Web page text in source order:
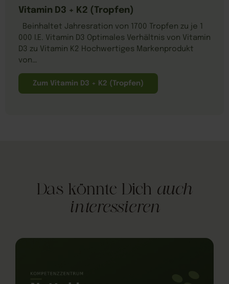
Vitamin D3 + K2 (Tropfen)
Beinhaltet Jahresration von 1700 Tropfen zu je 1
000 I.E. Vitamin D3 Optimales Verhältnis von Vitamin
D3 zu Vitamin K2 Hochwertiges Markenprodukt
von…
Zum Vitamin D3 + K2 (Tropfen)
Das könnte Dich auch
interessieren